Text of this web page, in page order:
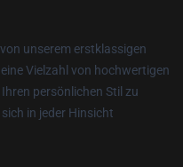
unserem erstklassigen
Vielzahl von hochwertigen
persönlichen Stil zu
in jeder Hinsicht